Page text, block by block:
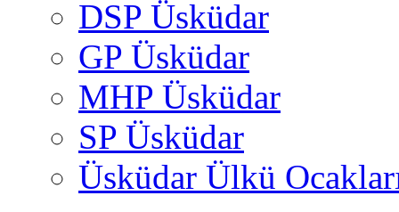
DSP Üsküdar
GP Üsküdar
MHP Üsküdar
SP Üsküdar
Üsküdar Ülkü